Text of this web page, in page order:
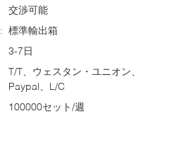
交渉可能
標準輸出箱
3-7日
T/T、ウェスタン・ユニオン、
Paypal、L/C
100000セット/週